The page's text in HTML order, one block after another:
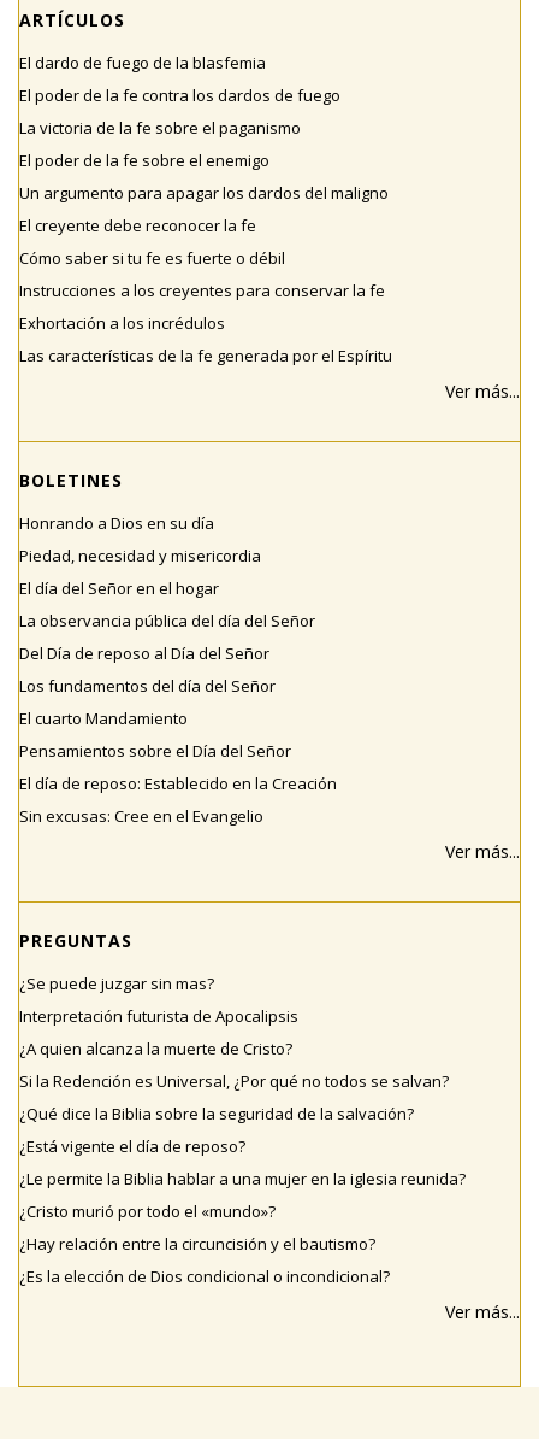
ARTÍCULOS
El dardo de fuego de la blasfemia
El poder de la fe contra los dardos de fuego
La victoria de la fe sobre el paganismo
El poder de la fe sobre el enemigo
Un argumento para apagar los dardos del maligno
El creyente debe reconocer la fe
Cómo saber si tu fe es fuerte o débil
Instrucciones a los creyentes para conservar la fe
Exhortación a los incrédulos
Las características de la fe generada por el Espíritu
Ver más...
BOLETINES
Honrando a Dios en su día
Piedad, necesidad y misericordia
El día del Señor en el hogar
La observancia pública del día del Señor
Del Día de reposo al Día del Señor
Los fundamentos del día del Señor
El cuarto Mandamiento
Pensamientos sobre el Día del Señor
El día de reposo: Establecido en la Creación
Sin excusas: Cree en el Evangelio
Ver más...
PREGUNTAS
¿Se puede juzgar sin mas?
Interpretación futurista de Apocalipsis
¿A quien alcanza la muerte de Cristo?
Si la Redención es Universal, ¿Por qué no todos se salvan?
¿Qué dice la Biblia sobre la seguridad de la salvación?
¿Está vigente el día de reposo?
¿Le permite la Biblia hablar a una mujer en la iglesia reunida?
¿Cristo murió por todo el «mundo»?
¿Hay relación entre la circuncisión y el bautismo?
¿Es la elección de Dios condicional o incondicional?
Ver más...